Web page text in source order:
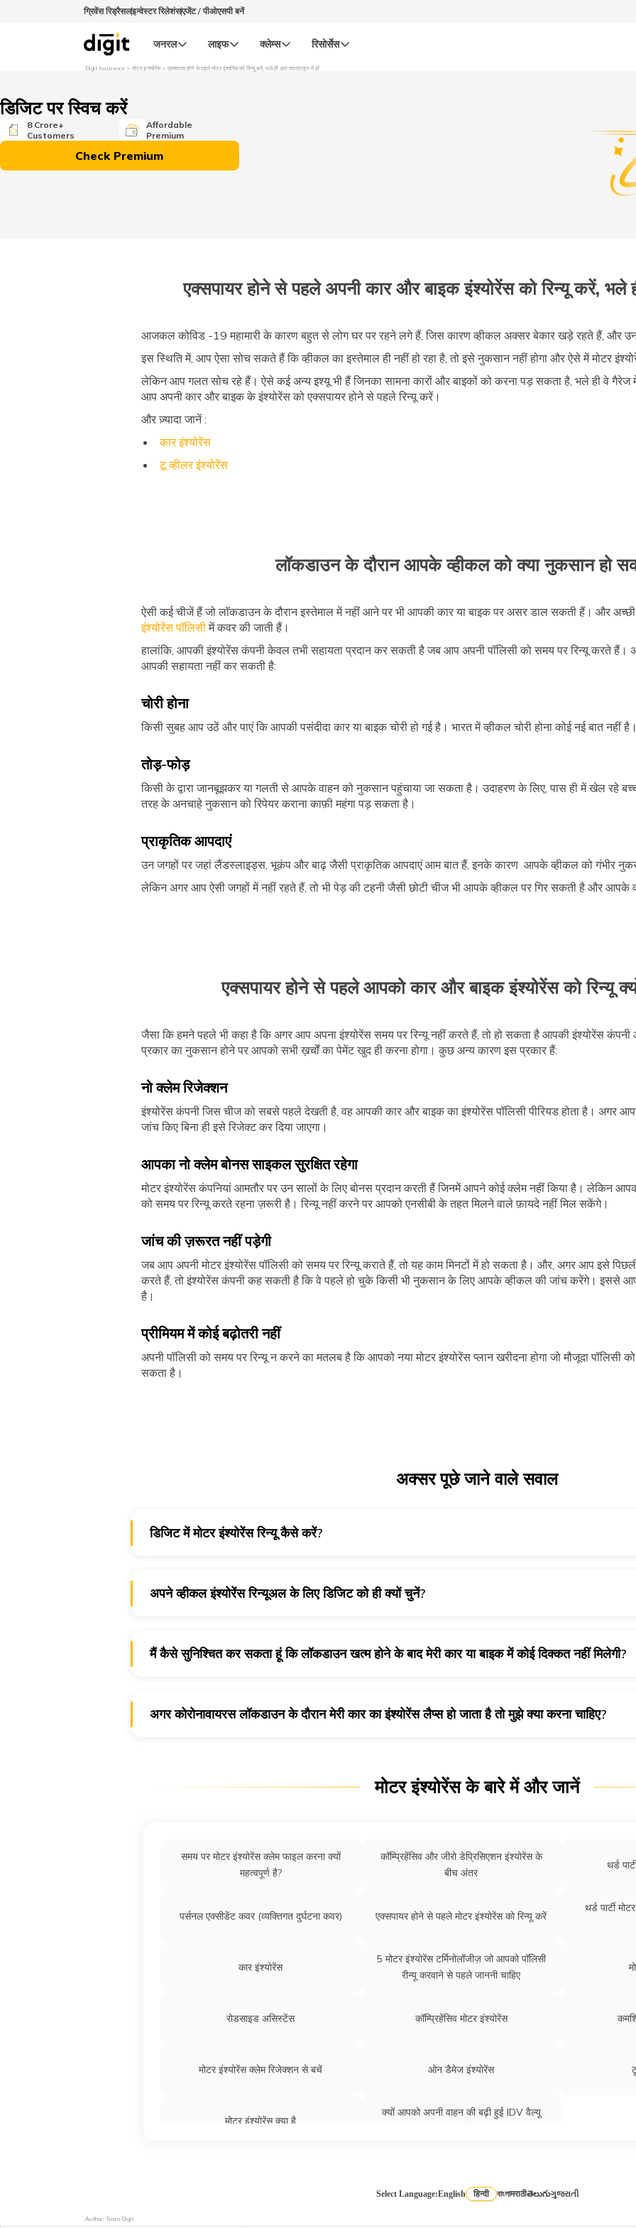
ग्रिवेंस रिड्रैसलइन्वेस्टर रिलेशंसएजेंट / पीओएसपी बनें
जनरल लाइफ क्लेम्स रिसोर्सेस
Digit Insurance मोटर इन्श्योरेंस एक्सपायर होने से पहले मोटर इंश्योरेंस को रिन्यू करें, भले ही आप क्वारंटाइन में हों
डिजिट पर स्विच करें
8 Crore+
Customers
Affordable
Premium
Check Premium
एक्सपायर होने से पहले अपनी कार और बाइक इंश्योरेंस को रिन्यू करें, भले
आजकल कोविड -19 महामारी के कारण बहुत से लोग घर पर रहने लगे हैं, जिस कारण व्हीकल अक्सर बेकार खड़े रहते हैं, और उन
इस स्थिति में, आप ऐसा सोच सकते हैं कि व्हीकल का इस्तेमाल ही नहीं हो रहा है, तो इसे नुकसान नहीं होगा और ऐसे में मोटर
लेकिन आप गलत सोच रहे हैं। ऐसे कई अन्य इश्यू भी हैं जिनका सामना कारों और बाइकों को करना पड़ सकता है, भले ही वे गैरेज
आप अपनी कार और बाइक के इंश्योरेंस को एक्सपायर होने से पहले रिन्यू करें।
और ज़्यादा जानें :
कार इंश्योरेंस
टू व्हीलर इंश्योरेंस
लॉकडाउन के दौरान आपके व्हीकल को क्या नुकसान हो
ऐसी कई चीजें हैं जो लॉकडाउन के दौरान इस्तेमाल में नहीं आने पर भी आपकी कार या बाइक पर असर डाल सकती हैं। और
इंश्योरेंस पॉलिसीमें कवर की जाती हैं।
हालांकि, आपकी इंश्योरेंस कंपनी केवल तभी सहायता प्रदान कर सकती है जब आप अपनी पॉलिसी को समय पर रिन्यू करते हैं।
आपकी सहायता नहीं कर सकती है:
चोरी होना
किसी सुबह आप उठें और पाएं कि आपकी पसंदीदा कार या बाइक चोरी हो गई है। भारत में व्हीकल चोरी होना कोई नई बात नहीं
तोड़-फोड़
किसी के द्वारा जानबूझकर या गलती से आपके वाहन को नुकसान पहुंचाया जा सकता है। उदाहरण के लिए, पास ही में खेल रहे
तरह के अनचाहे नुकसान को रिपेयर कराना काफ़ी महंगा पड़ सकता है।
प्राकृतिक आपदाएं
उन जगहों पर जहां लैंडस्लाइड्स, भूकंप और बाढ़ जैसी प्राकृतिक आपदाएं आम बात हैं, इनके कारण आपके व्हीकल को गंभीर
लेकिन अगर आप ऐसी जगहों में नहीं रहते हैं, तो भी पेड़ की टहनी जैसी छोटी चीज भी आपके व्हीकल पर गिर सकती है और
एक्सपायर होने से पहले आपको कार और बाइक इंश्योरेंस को रिन्यू
जैसा कि हमने पहले भी कहा है कि अगर आप अपना इंश्योरेंस समय पर रिन्यू नहीं करते हैं, तो हो सकता है आपकी इंश्योरेंस
प्रकार का नुकसान होने पर आपको सभी ख़र्चों का पेमेंट खुद ही करना होगा। कुछ अन्य कारण इस प्रकार हैं:
नो क्लेम रिजेक्शन
इंश्योरेंस कंपनी जिस चीज को सबसे पहले देखती है, वह आपकी कार और बाइक का इंश्योरेंस पॉलिसी पीरियड होता है। अगर
जांच किए बिना ही इसे रिजेक्ट कर दिया जाएगा।
आपका नो क्लेम बोनस साइकल सुरक्षित रहेगा
मोटर इंश्योरेंस कंपनियां आमतौर पर उन सालों के लिए बोनस प्रदान करती हैं जिनमें आपने कोई क्लेम नहीं किया है। लेकिन
को समय पर रिन्यू करते रहना ज़रूरी है। रिन्यू नहीं करने पर आपको एनसीबी के तहत मिलने वाले फ़ायदे नहीं मिल सकेंगे।
जांच की ज़रूरत नहीं पड़ेगी
जब आप अपनी मोटर इंश्योरेंस पॉलिसी को समय पर रिन्यू कराते हैं, तो यह काम मिनटों में हो सकता है। और, अगर आप इसे
करते हैं, तो इंश्योरेंस कंपनी कह सकती है कि वे पहले हो चुके किसी भी नुकसान के लिए आपके व्हीकल की जांच करेंगे। इससे
है।
प्रीमियम में कोई बढ़ोतरी नहीं
अपनी पॉलिसी को समय पर रिन्यू न करने का मतलब है कि आपको नया मोटर इंश्योरेंस प्लान खरीदना होगा जो मौजूदा पॉलिसी
सकता है।
अक्सर पूछे जाने वाले सवाल
डिजिट में मोटर इंश्योरेंस रिन्यू कैसे करें?
बस “रिन्यू डिजिट पॉलिसी” बटन पर क्लिक करें और जारी रखने के लिए अपना कार नंबर दर्ज करें। फिर आपको
करना है और रिन्यू की आसान प्रोसेस को फ़ाॅलो करना है।
अपने व्हीकल इंश्योरेंस रिन्यूअल के लिए डिजिट को ही क्यों चुनें?
मैं कैसे सुनिश्चित कर सकता हूं कि लॉकडाउन खत्म होने के बाद मेरी कार या बाइक में कोई दिक्कत नहीं मिलेगी?
अगर कोरोनावायरस लॉकडाउन के दौरान मेरी कार का इंश्योरेंस लैप्स हो जाता है तो मुझे क्या करना चाहिए?
मोटर इंश्योरेंस के बारे में और जानें
समय पर मोटर इंश्योरेंस क्लेम फाइल करना क्यों
महत्वपूर्ण है?
कॉम्प्रिहेंसिव और जीरो डेप्रिसिएशन इंश्योरेंस के
बीच अंतर
थर्ड
पर्सनल एक्सीडेंट कवर (व्यक्तिगत दुर्घटना कवर) एक्सपायर होने से पहले मोटर इंश्योरेंस को रिन्यू करें
थर्ड पार्टी
कार इंश्योरेंस
5 मोटर इंश्योरेंस टर्मिनोलॉजीज़ जो आपको पॉलिसी
रीन्यू करवाने से पहले जाननी चाहिए
रोडसाइड असिस्टेंस कॉम्प्रिहेंसिव मोटर इंश्योरेंस
मोटर इंश्योरेंस क्लेम रिजेक्शन से बचें ओन डैमेज इंश्योरेंस
मोटर इंश्योरेंस क्या है
क्यों आपको अपनी वाहन की बढ़ी हुई IDV वैल्यू
Select Language:English हिन्दी বাংলাमराठीతెలుగుગુજરાતી
Author: Team Digit